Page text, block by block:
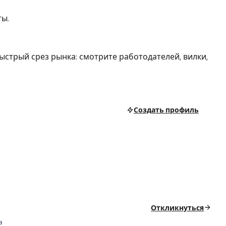
срез рынка: смотрите работодателей, вилки,
Создать профиль
Откликнуться